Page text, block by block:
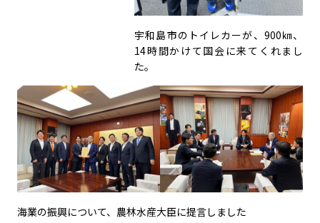
宇和島市のトイレカーが、900㎞、
14時間かけて国会に来てくれまし
た。
海業の振興について、農林水産大臣に提言しました